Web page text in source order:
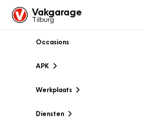
Vakgarage
Tilburg
Occasions
APK
Werkplaats
Diensten